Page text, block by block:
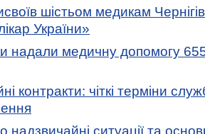
шістьом медикам
України»
надали медичну допомогу
контракти: чіткі терміни
надзвичайні ситуації та